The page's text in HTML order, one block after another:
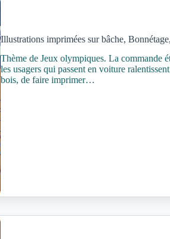
Illustrations imprimées sur bâche,
Thème de Jeux olympiques. La commande
les usagers qui passent en voiture
bois, de faire imprimer…